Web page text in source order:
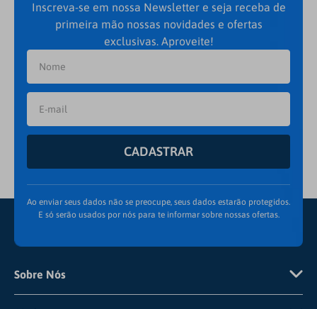
Inscreva-se em nossa Newsletter e seja receba de
primeira mão nossas novidades e ofertas
exclusivas. Aproveite!
CADASTRAR
Ao enviar seus dados não se preocupe, seus dados estarão protegidos.
E só serão usados por nós para te informar sobre nossas ofertas.
Sobre Nós